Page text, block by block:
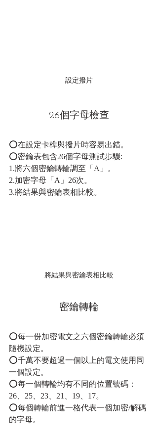
設定撥片
26個字母檢查
⭕在設定卡榫與撥片時容易出錯。
⭕密鑰表包含26個字母測試步驟:
1.將六個密鑰轉輪調至「A」。
2.加密字母「A」26次。
3.將結果與密鑰表相比較。
將結果與密鑰表相比較
密鑰轉輪
⭕每一份加密電文之六個密鑰轉輪必須
隨機設定。
⭕千萬不要超過一個以上的電文使用同
一個設定。
⭕每一個轉輪均有不同的位置號碼：
26、25、23、21、19、17。
⭕每個轉輪前進一格代表一個加密/解碼
的字母。